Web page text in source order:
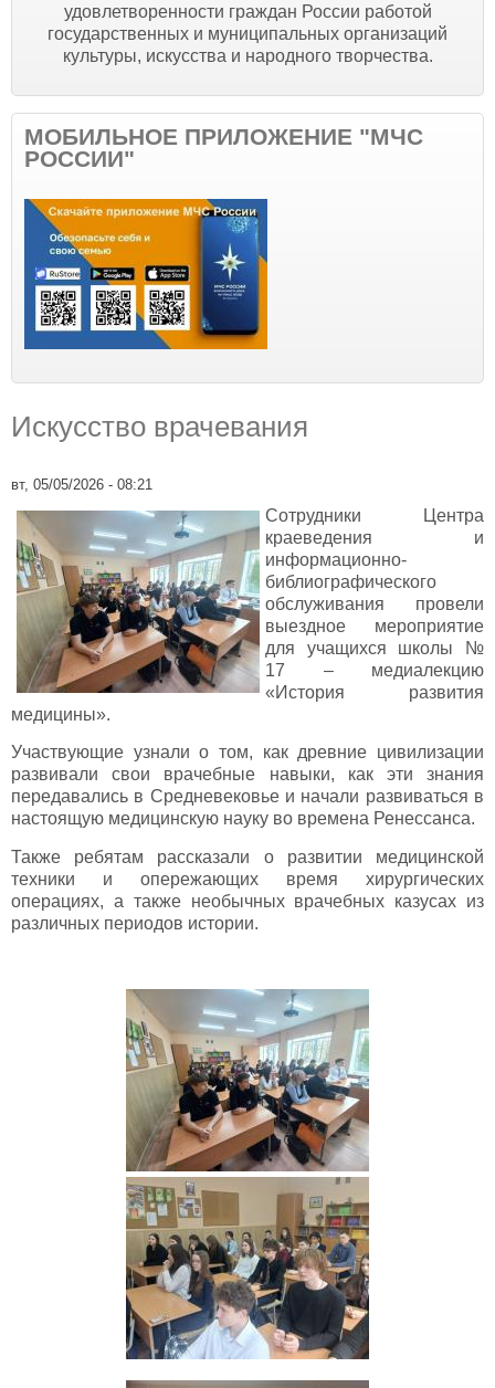
удовлетворенности граждан России работой
государственных и муниципальных организаций
культуры, искусства и народного творчества.
МОБИЛЬНОЕ ПРИЛОЖЕНИЕ "МЧС
РОССИИ"
Искусство врачевания
вт, 05/05/2026 - 08:21
Сотрудники Центра
краеведения и
информационно-
библиографического
обслуживания провели
выездное мероприятие
для учащихся школы №
17 – медиалекцию
«История развития
медицины».
Участвующие узнали о том, как древние цивилизации
развивали свои врачебные навыки, как эти знания
передавались в Средневековье и начали развиваться в
настоящую медицинскую науку во времена Ренессанса.
Также ребятам рассказали о развитии медицинской
техники и опережающих время хирургических
операциях, а также необычных врачебных казусах из
различных периодов истории.